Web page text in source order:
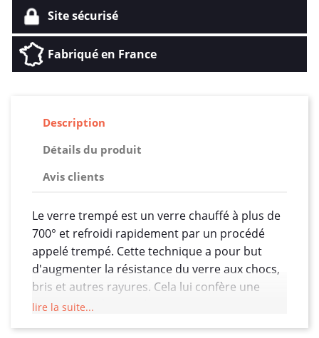
Site sécurisé
Fabriqué en France
Description
Détails du produit
Avis clients
Le verre trempé est un verre chauffé à plus de
700° et refroidi rapidement par un procédé
appelé trempé. Cette technique a pour but
d'augmenter la résistance du verre aux chocs,
bris et autres rayures. Cela lui confère une
résistance 5 fois supérieure au verre
lire la suite...